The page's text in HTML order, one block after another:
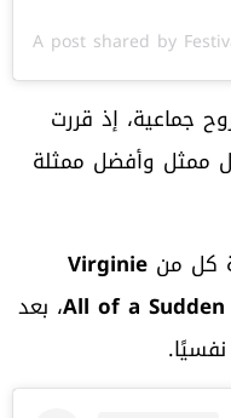
A post shared by
جماعية، إذ قررت
ممثل وأفضل ممثلة
كل من Virginie
All of a Sudden، بعد